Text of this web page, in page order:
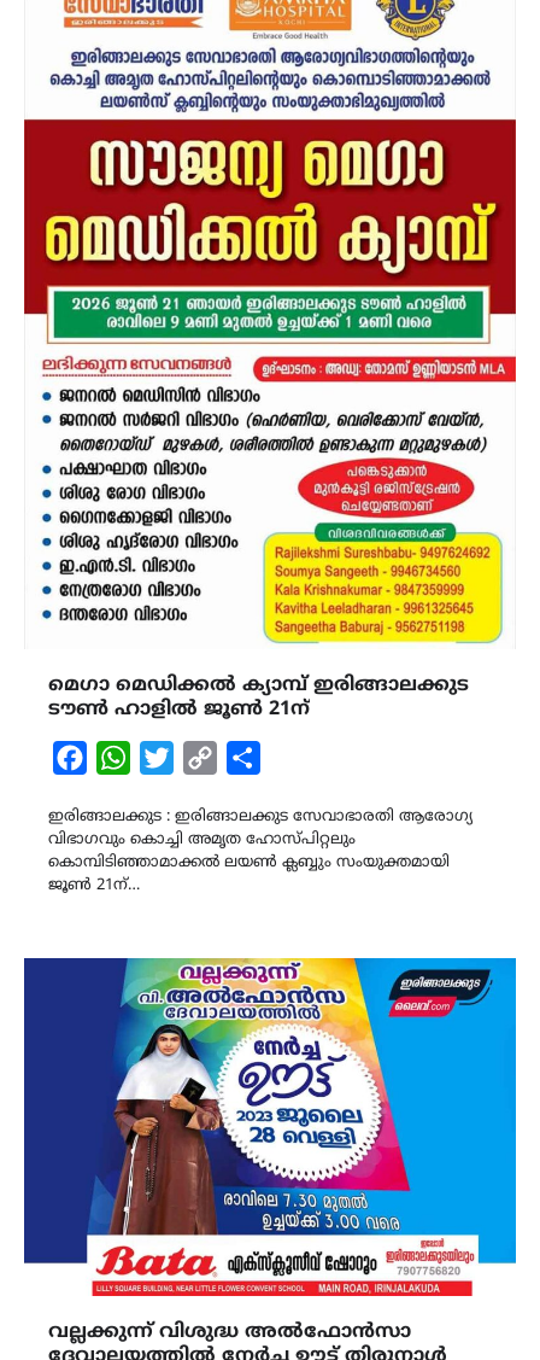
മെഗാ മെഡിക്കൽ ക്യാമ്പ് ഇരിങ്ങാലക്കുട
ടൗൺ ഹാളിൽ ജൂൺ 21ന്
FacebookWhatsAppTwitterCopy
ഇരിങ്ങാലക്കുട : ഇരിങ്ങാലക്കുട സേവാഭാരതി ആരോഗ്യ
വിഭാഗവും കൊച്ചി അമൃത ഹോസ്പിറ്റലും
കൊമ്പിടിഞ്ഞാമാക്കൽ ലയൺ ക്ലബ്ബും സംയുക്തമായി
ജൂൺ 21ന്…
വല്ലക്കുന്ന് വിശുദ്ധ അൽഫോൻസാ